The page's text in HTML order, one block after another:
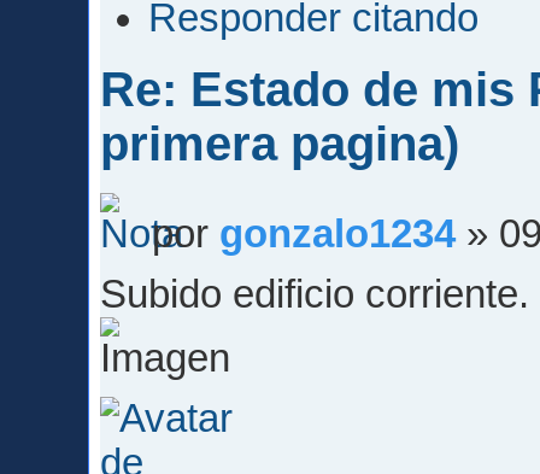
Responder citando
Re: Estado de mis
primera pagina)
por gonzalo1234»
Subido edificio corriente.